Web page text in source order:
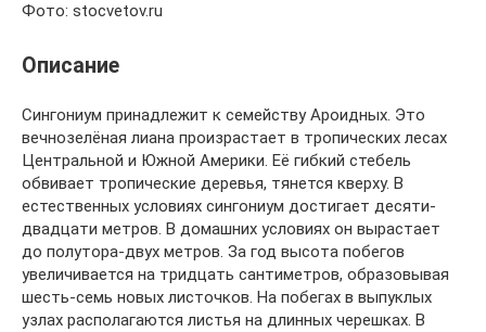
Фото: stocvetov.ru
Описание
Сингониум принадлежит к семейству Ароидных. Это
вечнозелёная лиана произрастает в тропических лесах
Центральной и Южной Америки. Её гибкий стебель
обвивает тропические деревья, тянется кверху. В
естественных условиях сингониум достигает десяти-
двадцати метров. В домашних условиях он вырастает
до полутора-двух метров. За год высота побегов
увеличивается на тридцать сантиметров, образовывая
шесть-семь новых листочков. На побегах в выпуклых
узлах располагаются листья на длинных черешках. В